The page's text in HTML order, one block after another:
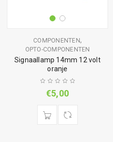
COMPONENTEN,
OPTO-COMPONENTEN
Signaallamp 14mm 12 volt
oranje
€5,00